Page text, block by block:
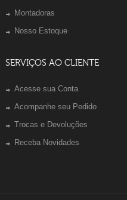
Montadoras
Nosso Estoque
SERVIÇOS AO CLIENTE
Acesse sua Conta
Acompanhe seu Pedido
Trocas e Devoluções
Receba Novidades